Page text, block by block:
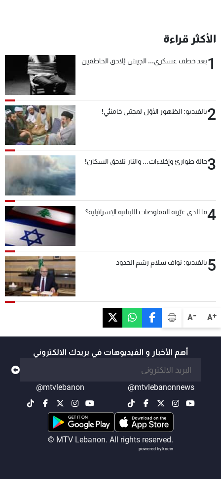
A+
A-
الأكثر قراءة
1بعد خطف عسكري... الجيش يُلاحق الخاطفين
2بالفيديو: الظهور الأوّل لمجتبى خامنئي!
3حالة طوارئ وإخلاءات... والنار تلاحق السكان!
4ما الذي غيّرته المفاوضات اللبنانية الإسرائيلية؟
5بالفيديو: نواف سلام رسّم الحدود
أهم الأخبار و الفيديوهات في بريدك الالكتروني
@mtvlebanonnews
@mtvlebanon
© MTV Lebanon. All rights reserved.
powered by koein